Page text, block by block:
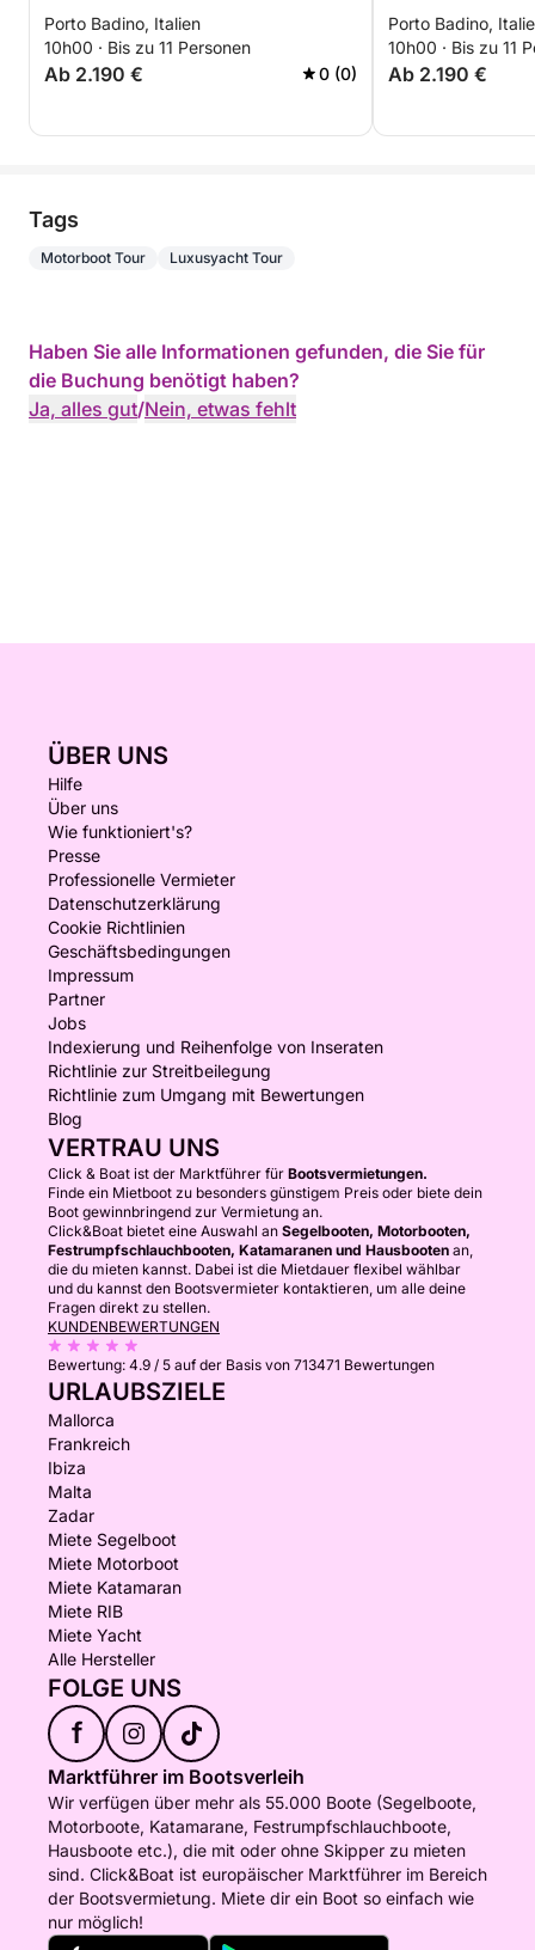
Porto Badino, Italien
10h00 · Bis zu 11 Personen
Ab 2.190 € 0 (0)
Porto Badino,
10h00 · Bis zu 11
Ab 2.190 €
Tags
Motorboot Tour Luxusyacht Tour
Haben Sie alle Informationen gefunden, die Sie für
die Buchung benötigt haben?
Ja, alles gut/Nein, etwas fehlt
ÜBER UNS
Hilfe
Über uns
Wie funktioniert's?
Presse
Professionelle Vermieter
Datenschutzerklärung
Cookie Richtlinien
Geschäftsbedingungen
Impressum
Partner
Jobs
Indexierung und Reihenfolge von Inseraten
Richtlinie zur Streitbeilegung
Richtlinie zum Umgang mit Bewertungen
Blog
VERTRAU UNS
Click & Boat ist der Marktführer für Bootsvermietungen.
Finde ein Mietboot zu besonders günstigem Preis oder biete dein
Boot gewinnbringend zur Vermietung an.
Click&Boat bietet eine Auswahl an Segelbooten, Motorbooten,
Festrumpfschlauchbooten, Katamaranen und Hausbooten an,
die du mieten kannst. Dabei ist die Mietdauer flexibel wählbar
und du kannst den Bootsvermieter kontaktieren, um alle deine
Fragen direkt zu stellen.
KUNDENBEWERTUNGEN
Bewertung: 4.9 / 5 auf der Basis von 713471 Bewertungen
URLAUBSZIELE
Mallorca
Frankreich
Ibiza
Malta
Zadar
Miete Segelboot
Miete Motorboot
Miete Katamaran
Miete RIB
Miete Yacht
Alle Hersteller
FOLGE UNS
f
Marktführer im Bootsverleih
Wir verfügen über mehr als 55.000 Boote (Segelboote,
Motorboote, Katamarane, Festrumpfschlauchboote,
Hausboote etc.), die mit oder ohne Skipper zu mieten
sind. Click&Boat ist europäischer Marktführer im Bereich
der Bootsvermietung. Miete dir ein Boot so einfach wie
nur möglich!